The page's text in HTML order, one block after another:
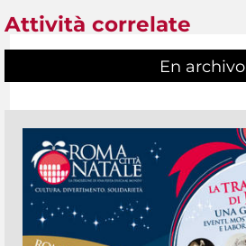
Attività correlate
En archivo